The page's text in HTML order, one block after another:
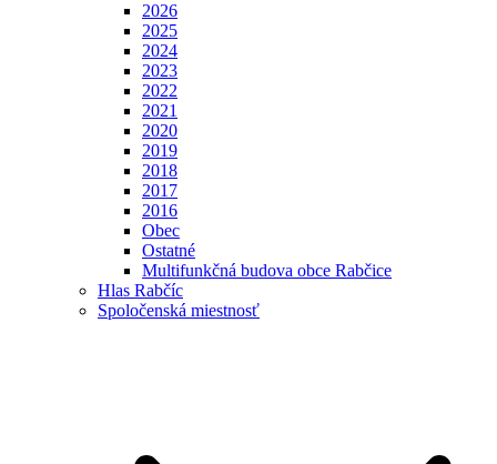
2026
2025
2024
2023
2022
2021
2020
2019
2018
2017
2016
Obec
Ostatné
Multifunkčná budova obce Rabčice
Hlas Rabčíc
Spoločenská miestnosť